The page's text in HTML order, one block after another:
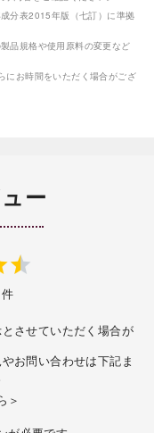
分表2015年版（七訂）に準拠
品規格や使用原料の変更など
にお時間をいただく場合がござ
ー
件
させていただく場合が
お問い合わせは下記ま
＞